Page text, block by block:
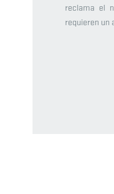
reclama el
requieren un